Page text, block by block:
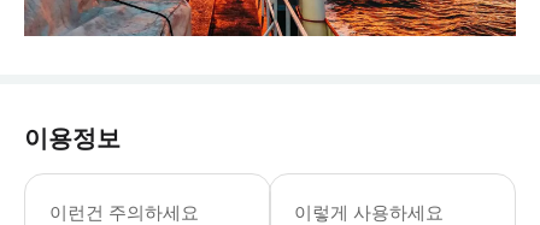
이용정보
이런건 주의하세요 이렇게 사용하세요